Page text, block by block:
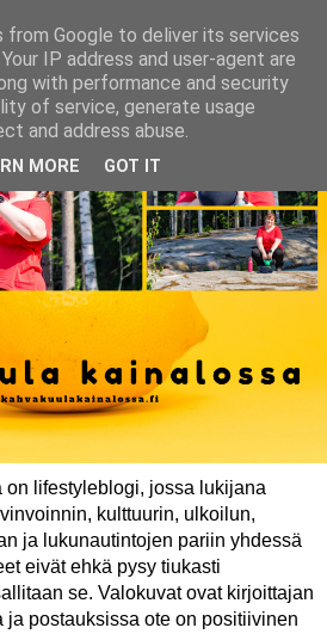
on lifestyleblogi, jossa lukijana
kulttuurin, ulkoilun,
ja lukunautintojen pariin yhdessä
eivät ehkä pysy tiukasti
se. Valokuvat ovat kirjoittajan
postauksissa ote on positiivinen
from Google to deliver its services
IP address and user-agent are
with performance and security
of service, generate usage
and address abuse.
MORE GOT IT